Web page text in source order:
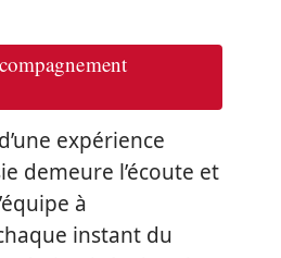
expérience
demeure l’écoute et
à
instant du